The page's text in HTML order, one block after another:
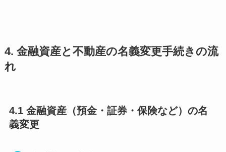
4. 金融資産と不動産の名義変更手続きの流
れ
4.1 金融資産（預金・証券・保険など）の名
義変更